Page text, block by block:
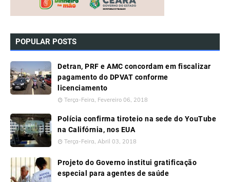
POPULAR POSTS
Detran, PRF e AMC concordam em fiscalizar
pagamento do DPVAT conforme
licenciamento
Terça-Feira, Fevereiro 06, 2018
Polícia confirma tiroteio na sede do YouTube
na Califórnia, nos EUA
Terça-Feira, Abril 03, 2018
Projeto do Governo institui gratificação
especial para agentes de saúde